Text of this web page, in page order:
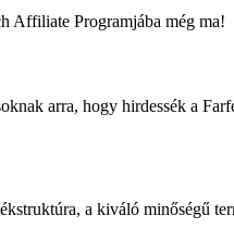
Affiliate Programjába még ma!
arra, hogy hirdessék a
a kiváló minőségű